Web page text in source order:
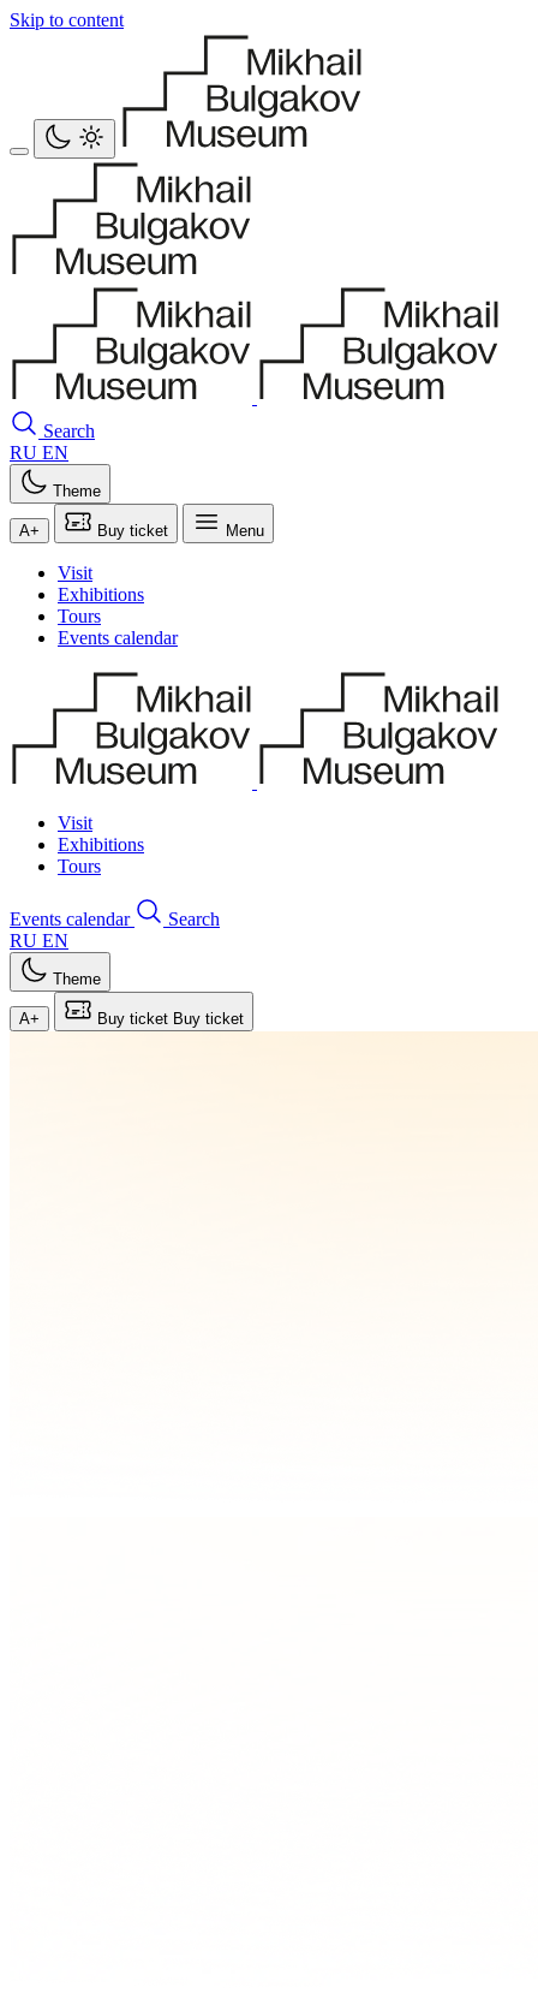
Skip to content
Search
RU EN
Theme
A+ Buy ticket Menu
Visit
Exhibitions
Tours
Events calendar
Visit
Exhibitions
Tours
Events calendar
Search
RU EN
Theme
A+ Buy ticket Buy ticket